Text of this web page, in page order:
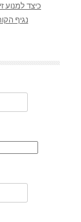
כיצד למנוע
נגיף